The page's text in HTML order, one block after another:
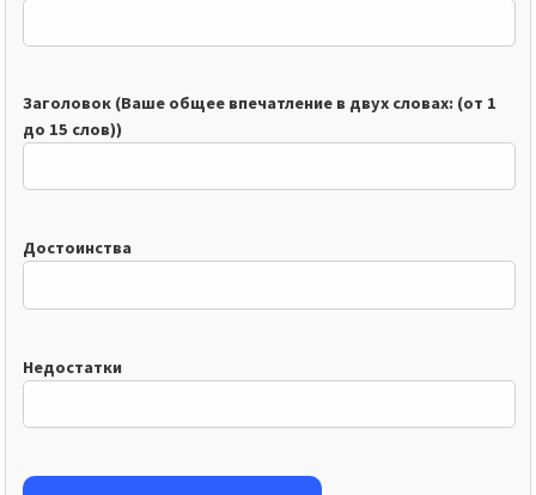
Заголовок (Ваше общее впечатление в двух словах: (от 1
до 15 слов))
Достоинства
Недостатки